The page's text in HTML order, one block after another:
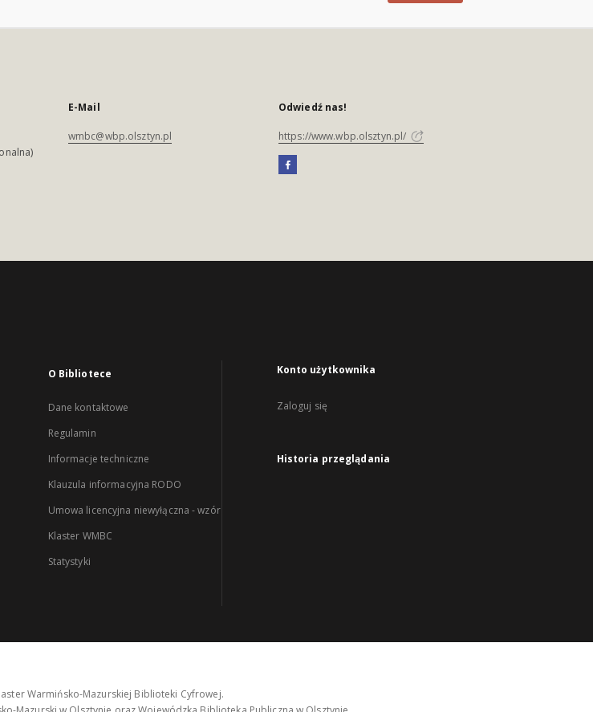
E-Mail
wmbc@wbp.olsztyn.pl
Odwiedź nas!
https://www.wbp.olsztyn.pl/
O Bibliotece
Dane kontaktowe
Regulamin
Informacje techniczne
Klauzula informacyjna RODO
Umowa licencyjna niewyłączna - wzór
Klaster WMBC
Statystyki
Konto użytkownika
Zaloguj się
Historia przeglądania
Warmińsko-Mazurskiej Biblioteki Cyfrowej.